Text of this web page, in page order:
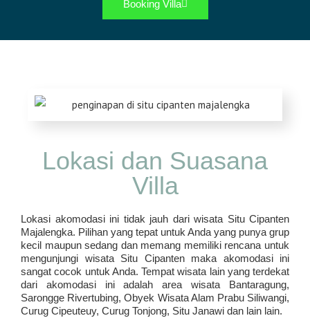
Booking Villa
Lokasi dan Suasana
Villa
Lokasi akomodasi ini tidak jauh dari wisata Situ Cipanten
Majalengka. Pilihan yang tepat untuk Anda yang punya grup
kecil maupun sedang dan memang memiliki rencana untuk
mengunjungi wisata Situ Cipanten maka akomodasi ini
sangat cocok untuk Anda. Tempat wisata lain yang terdekat
dari akomodasi ini adalah area wisata Bantaragung,
Sarongge Rivertubing, Obyek Wisata Alam Prabu Siliwangi,
Curug Cipeuteuy, Curug Tonjong, Situ Janawi dan lain lain.